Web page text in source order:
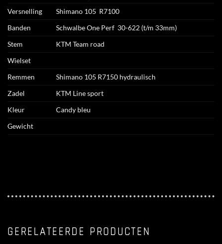
Versnelling
Shimano 105 R7100
Banden
Schwalbe One Perf 30-622 (t/m 33mm)
Stem
KTM Team road
Wielset
Remmen
Shimano 105 R7150 hydraulisch
Zadel
KTM Line sport
Kleur
Candy bleu
Gewicht
GERELATEERDE PRODUCTEN